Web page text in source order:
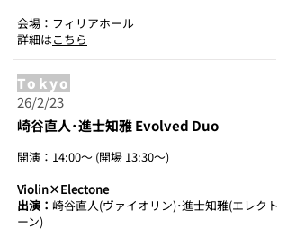
会場：フィリアホール
詳細はこちら
Tokyo
26/2/23
崎谷直人･進士知雅 Evolved Duo
開演：14:00～ (開場 13:30～)
Violin×Electone
出演： 崎谷直人(ヴァイオリン)･進士知雅(エレクト
ーン)